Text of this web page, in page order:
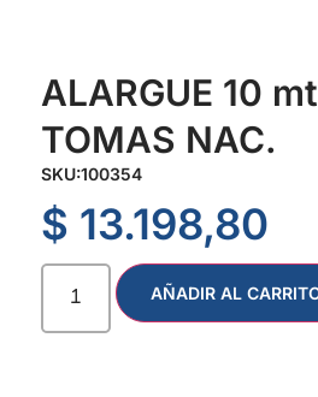
ALARGUE 10
TOMAS NAC.
SKU:100354
$ 13.198,80
AÑADIR AL